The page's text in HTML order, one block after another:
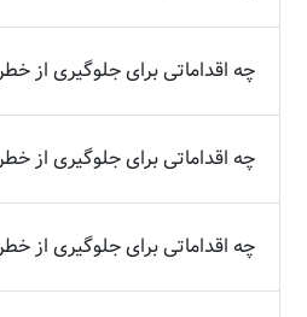
چه اقداماتی برای جلوگیری از
چه اقداماتی برای جلوگیری از
چه اقداماتی برای جلوگیری از